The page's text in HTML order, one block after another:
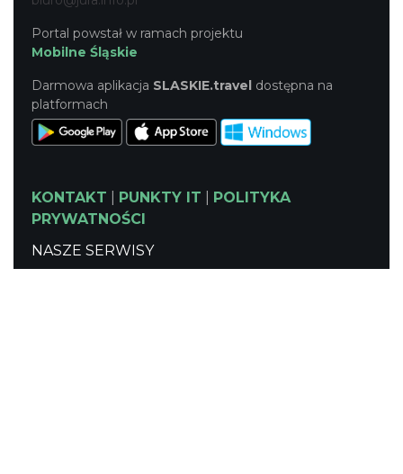
Portal powstał w ramach projektu
Mobilne Śląskie
Darmowa aplikacja SLASKIE.travel dostępna na
platformach
KONTAKT PUNKTY IT
POLITYKA
PRYWATNOŚCI
NASZE SERWISY